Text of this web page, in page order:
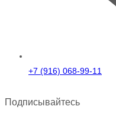
+7 (916) 068-99-11
Подписывайтесь